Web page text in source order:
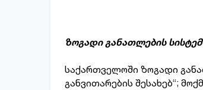
ზოგადი განათლების
საქართველოში ზოგადი
განვითარების შესახებ“;